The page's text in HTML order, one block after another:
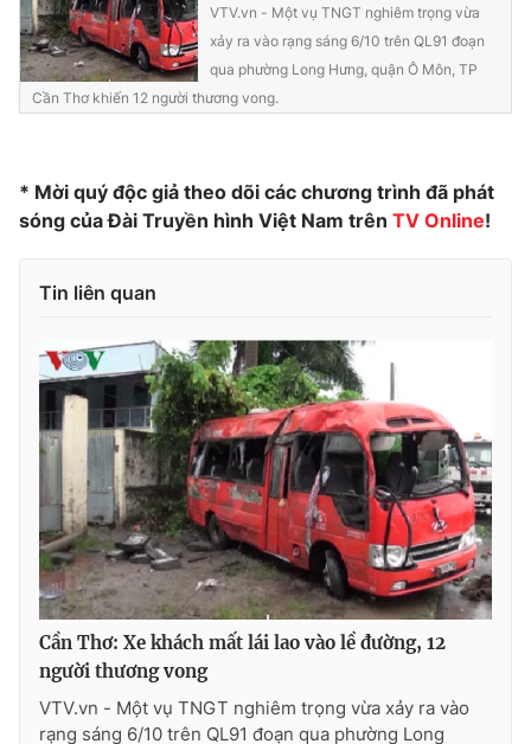
Sản phẩm
Thị trường
Tư vấn
Lịch phát sóng
Emagazine Podcast
VTV Money VTV Thể thao
VTV Sức khoẻ Bất động sản
Thị trường 24h Tấm lòng Việt
VTV4 Vươn mình bằng AI
VTV9
Liên hệ tòa soạn English
VTV.vn - Một vụ TNGT nghiêm trọng vừa
xảy ra vào rạng sáng 6/10 trên QL91 đoạn
qua phường Long Hưng, quận Ô Môn, TP
Cần Thơ khiến 12 người thương vong.
* Mời quý độc giả theo dõi các chương trình đã phát
sóng của Đài Truyền hình Việt Nam trên TV Online!
Tin liên quan
Cần Thơ: Xe khách mất lái lao vào lề đường, 12
người thương vong
VTV.vn - Một vụ TNGT nghiêm trọng vừa xảy ra vào
rạng sáng 6/10 trên QL91 đoạn qua phường Long